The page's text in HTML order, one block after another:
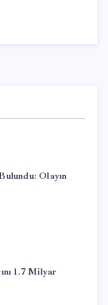
Olayın
1.7 Milyar